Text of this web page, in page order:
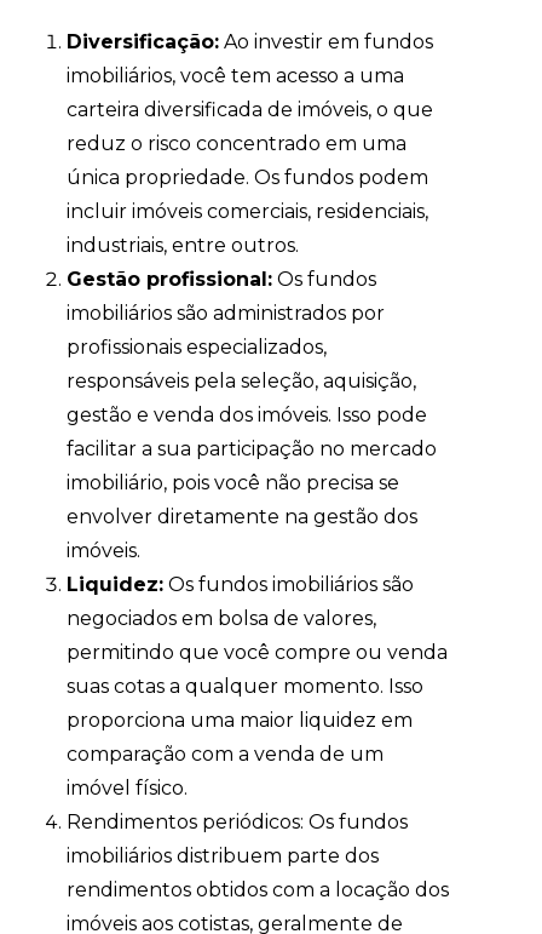
Diversificação: Ao investir em fundos
imobiliários, você tem acesso a uma
carteira diversificada de imóveis, o que
reduz o risco concentrado em uma
única propriedade. Os fundos podem
incluir imóveis comerciais, residenciais,
industriais, entre outros.
Gestão profissional: Os fundos
imobiliários são administrados por
profissionais especializados,
responsáveis pela seleção, aquisição,
gestão e venda dos imóveis. Isso pode
facilitar a sua participação no mercado
imobiliário, pois você não precisa se
envolver diretamente na gestão dos
imóveis.
Liquidez: Os fundos imobiliários são
negociados em bolsa de valores,
permitindo que você compre ou venda
suas cotas a qualquer momento. Isso
proporciona uma maior liquidez em
comparação com a venda de um
imóvel físico.
Rendimentos periódicos: Os fundos
imobiliários distribuem parte dos
rendimentos obtidos com a locação dos
imóveis aos cotistas, geralmente de